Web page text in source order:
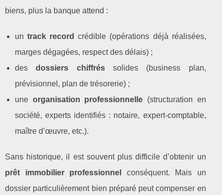
biens, plus la banque attend :
untrack record crédible (opérations déjà réalisées,
marges dégagées, respect des délais) ;
desdossiers chiffréssolides (business plan,
prévisionnel, plan de trésorerie) ;
une organisation professionnelle (structuration en
société, experts identifiés : notaire, expert‑comptable,
maître d’œuvre, etc.).
Sans historique, il est souvent plus difficile d’obtenir un
prêt immobilier professionnel
conséquent. Mais un
dossier particulièrement bien préparé peut compenser en